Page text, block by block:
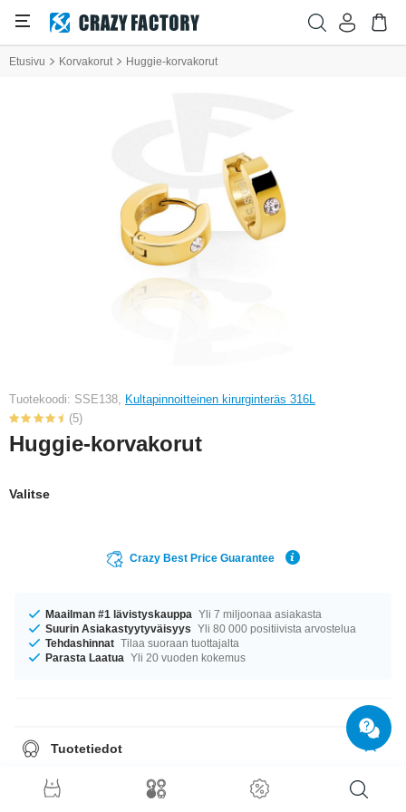
Etusivu Korvakorut Huggie-korvakorut
Tuotekoodi: SSE138, Kultapinnoitteinen kirurginteräs 316L
(5)
Huggie-korvakorut
Valitse
Crazy Best Price Guarantee
Maailman #1 lävistyskauppa Yli 7 miljoonaa asiakasta
Suurin Asiakastyytyväisyys Yli 80 000 positiivista arvostelua
Tehdashinnat Tilaa suoraan tuottajalta
Parasta Laatua Yli 20 vuoden kokemus
Tuotetiedot
korviksia.